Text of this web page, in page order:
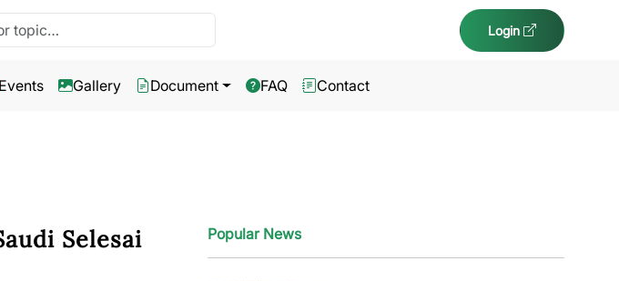
Login
Gallery Document FAQ Contact
Selesai Popular News